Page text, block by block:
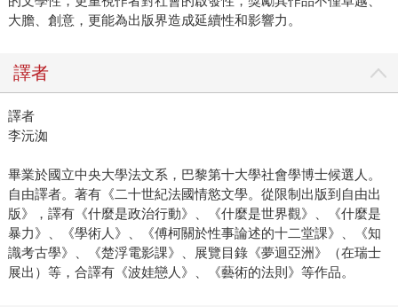
大膽、創意，更能為出版界造成延續性和影響力。
譯者
譯者
李沅洳
畢業於國立中央大學法文系，巴黎第十大學社會學博士候選人。
自由譯者。著有《二十世紀法國情慾文學。從限制出版到自由出
版》，譯有《什麼是政治行動》、《什麼是世界觀》、《什麼是
暴力》、《學術人》、《傅柯關於性事論述的十二堂課》、《知
識考古學》、《楚浮電影課》、展覽目錄《夢迴亞洲》（在瑞士
展出）等，合譯有《波娃戀人》、《藝術的法則》等作品。